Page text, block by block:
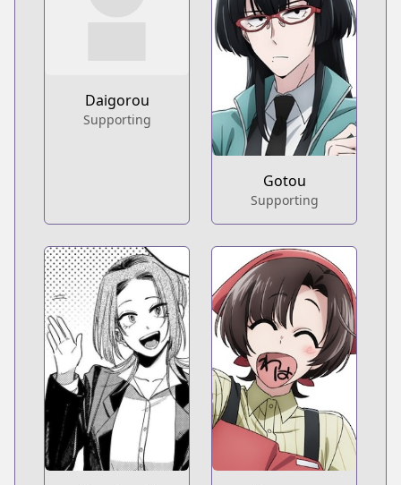
Daigorou
Supporting
Gotou
Supporting